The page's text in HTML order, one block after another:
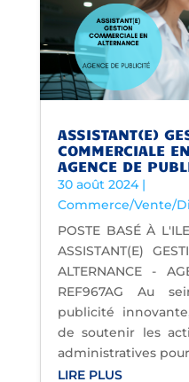
ASSISTANT(E)
COMMERCIALE
AGENCE DE
30 août 2024|
Commerce/Vente/
POSTE BASÉ À
ASSISTANT(E)
ALTERNANCE -
REF967AG Au
publicité
de soutenir les
administratives
LIRE PLUS